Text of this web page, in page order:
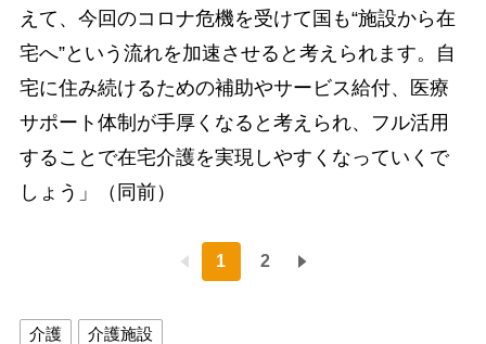
えて、今回のコロナ危機を受けて国も“施設から在
宅へ”という流れを加速させると考えられます。自
宅に住み続けるための補助やサービス給付、医療
サポート体制が手厚くなると考えられ、フル活用
することで在宅介護を実現しやすくなっていくで
しょう」（同前）
1 2
介護 介護施設